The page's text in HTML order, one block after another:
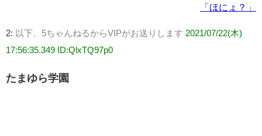
「ほにょ？」
2: 以下、5ちゃんねるからVIPがお送りします 2021/07/22(木)
17:56:35.349 ID:QlxTQ97p0
たまゆら学園